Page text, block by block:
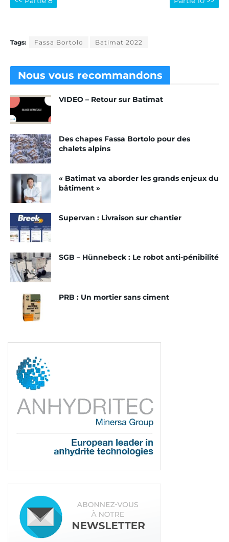
Tags: Fassa Bortolo Batimat 2022
Nous vous recommandons
VIDEO – Retour sur Batimat
Des chapes Fassa Bortolo pour des
chalets alpins
« Batimat va aborder les grands enjeux du
bâtiment »
Supervan : Livraison sur chantier
SGB – Hünnebeck : Le robot anti-pénibilité
PRB : Un mortier sans ciment